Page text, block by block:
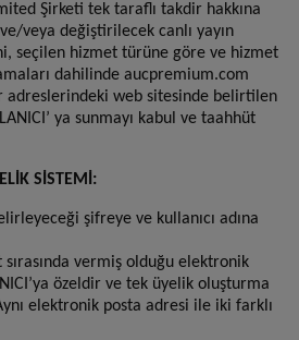
Şirketi tek taraflı takdir hakkına
veya değiştirilecek canlı yayın
seçilen hizmet türüne göre ve hizmet
dahilinde aucpremium.com
adreslerindeki web sitesinde belirtilen
ya sunmayı kabul ve taahhüt
SİSTEMİ:
şifreye ve kullanıcı adına
sırasında vermiş olduğu elektronik
özeldir ve tek üyelik oluşturma
elektronik posta adresi ile iki farklı